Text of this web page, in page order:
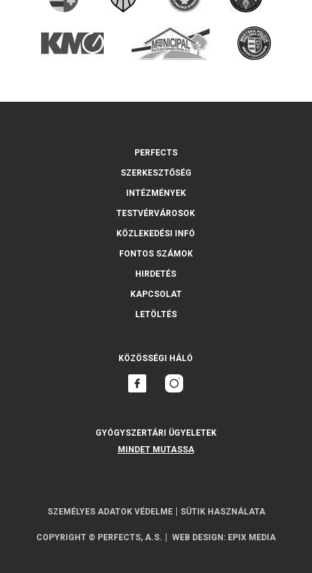
PERFECTS
SZERKESZTŐSÉG
INTÉZMÉNYEK
TESTVÉRVÁROSOK
KÖZLEKEDÉSI INFÓ
FONTOS SZÁMOK
HIRDETÉS
KAPCSOLAT
LETÖLTÉS
KÖZÖSSÉGI HÁLÓ
GYÓGYSZERTÁRI ÜGYELETEK
MINDET MUTASSA
SZEMÉLYES ADATOK VÉDELME SÜTIK HASZNÁLATA
COPYRIGHT © PERFECTS, A.S. WEB DESIGN: EPIX MEDIA